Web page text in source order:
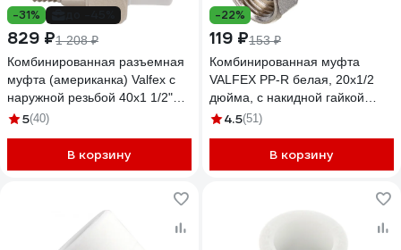
-31%
829 ₽1 208 ₽
Комбинированная разъемная
муфта (американка) Valfex с
наружной резьбой 40x1 1/2"
(40/10) белая 10156140
5(40)
В корзину
-22%
119 ₽153 ₽
Комбинированная муфта
VALFEX PP-R белая, 20х1/2
дюйма, с накидной гайкой
10139020 127-0258
4.5(51)
В корзину